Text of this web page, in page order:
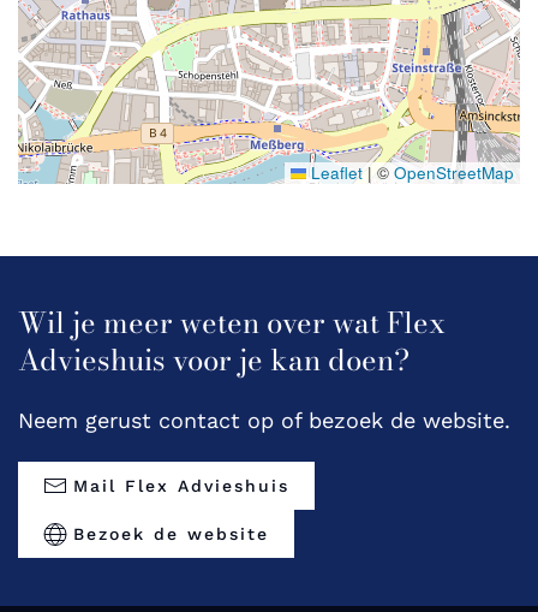
Leaflet | © OpenStreetMap
Wil je meer weten over wat Flex
Advieshuis voor je kan doen?
Neem gerust contact op of bezoek de website.
Mail Flex Advieshuis
Bezoek de website